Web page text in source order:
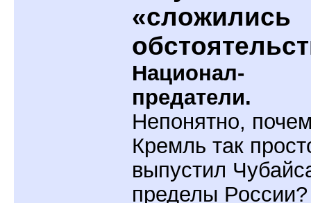
«сложились
Национал-
предатели.
Непонятно,
Кремль так
выпустил
пределы